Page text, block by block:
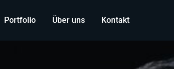
Portfolio Über uns Kontakt